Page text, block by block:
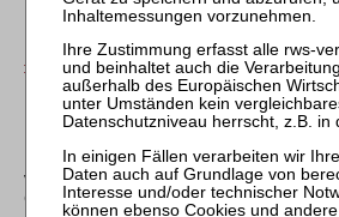
Der Zeitpunkt der Vornahme einer
künftigen Gegenständen und für künftige
ZVI 2006, 327
BGH, Urt. v. 10.11.2022 – IX ZR 160/21
Beseitigung der
vorinsolvenzliche Rückführung des
Gegenstandes